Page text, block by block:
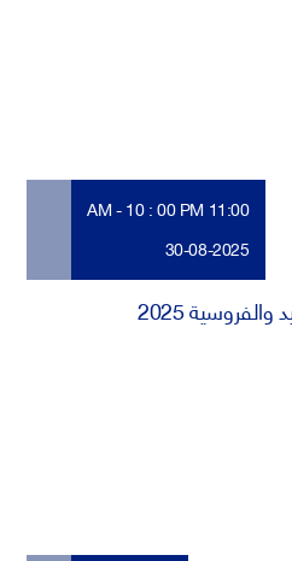
11:00 AM - 10 : 00 PM
30-08-2025
2025